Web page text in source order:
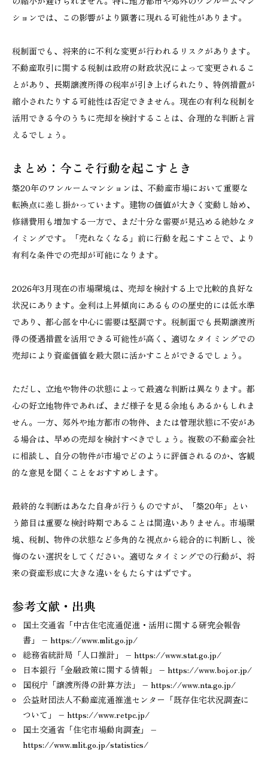
ションでは、この影響がより顕著に現れる可能性があります。
税制面でも、将来的に不利な変更が行われるリスクがあります。
不動産取引に関する税制は政府の財政状況によって変更されるこ
とがあり、長期譲渡所得の税率が引き上げられたり、特例措置が
縮小されたりする可能性は否定できません。現在の有利な税制を
活用できる今のうちに売却を検討することは、合理的な判断と言
えるでしょう。
まとめ：今こそ行動を起こすとき
築20年のワンルームマンションは、不動産市場において重要な
転換点に差し掛かっています。建物の価値が大きく変動し始め、
修繕費用も増加する一方で、まだ十分な需要が見込める絶妙なタ
イミングです。「売れなくなる」前に行動を起こすことで、より
有利な条件での売却が可能になります。
2026年3月現在の市場環境は、売却を検討する上で比較的良好な
状況にあります。金利は上昇傾向にあるものの歴史的には低水準
であり、都心部を中心に需要は堅調です。税制面でも長期譲渡所
得の優遇措置を活用できる可能性が高く、適切なタイミングでの
売却により資産価値を最大限に活かすことができるでしょう。
ただし、立地や物件の状態によって最適な判断は異なります。都
心の好立地物件であれば、まだ様子を見る余地もあるかもしれま
せん。一方、郊外や地方都市の物件、または管理状態に不安があ
る場合は、早めの売却を検討すべきでしょう。複数の不動産会社
に相談し、自分の物件が市場でどのように評価されるのか、客観
的な意見を聞くことをおすすめします。
最終的な判断はあなた自身が行うものですが、「築20年」とい
う節目は重要な検討時期であることは間違いありません。市場環
境、税制、物件の状態など多角的な視点から総合的に判断し、後
悔のない選択をしてください。適切なタイミングでの行動が、将
来の資産形成に大きな違いをもたらすはずです。
参考文献・出典
国土交通省「中古住宅流通促進・活用に関する研究会報告
書」 – https://www.mlit.go.jp/
総務省統計局「人口推計」 – https://www.stat.go.jp/
日本銀行「金融政策に関する情報」 – https://www.boj.or.jp/
国税庁「譲渡所得の計算方法」 – https://www.nta.go.jp/
公益財団法人不動産流通推進センター「既存住宅状況調査に
ついて」 – https://www.retpc.jp/
国土交通省「住宅市場動向調査」 –
https://www.mlit.go.jp/statistics/